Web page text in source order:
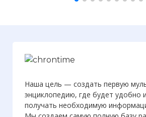
Наша цель — создать первую
энциклопедию, где будет удобно
получать необходимую